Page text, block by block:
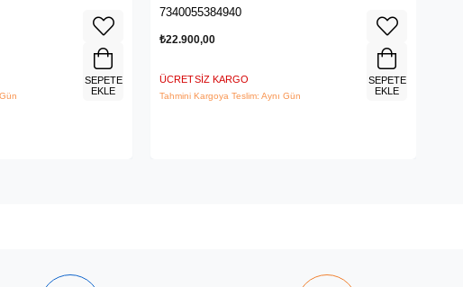
SEPETE
EKLE
7340055384940
₺22.900,00
ÜCRETSIZ KARGO
Tahmini Kargoya Teslim: Aynı Gün
SEPETE
EKLE